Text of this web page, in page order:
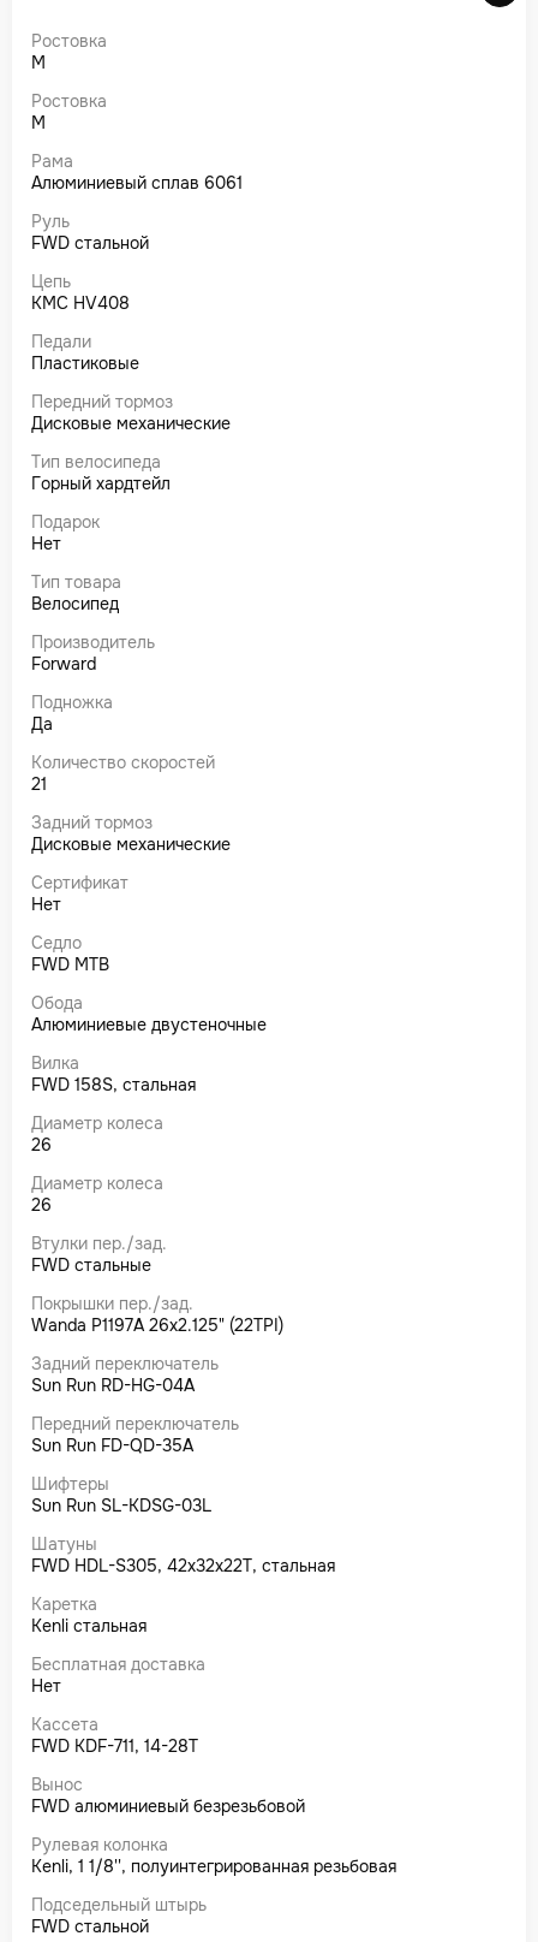
Ростовка
M
Ростовка
M
Рама
Алюминиевый сплав 6061
Руль
FWD стальной
Цепь
KMC HV408
Педали
Пластиковые
Передний тормоз
Дисковые механические
Тип велосипеда
Горный хардтейл
Подарок
Нет
Тип товара
Велосипед
Производитель
Forward
Подножка
Да
Количество скоростей
21
Задний тормоз
Дисковые механические
Сертификат
Нет
Седло
FWD MTB
Обода
Алюминиевые двустеночные
Вилка
FWD 158S, стальная
Диаметр колеса
26
Диаметр колеса
26
Втулки пер./зад.
FWD стальные
Покрышки пер./зад.
Wanda P1197A 26x2.125" (22TPI)
Задний переключатель
Sun Run RD-HG-04A
Передний переключатель
Sun Run FD-QD-35A
Шифтеры
Sun Run SL-KDSG-03L
Шатуны
FWD HDL-S305, 42x32x22T, стальная
Каретка
Kenli стальная
Бесплатная доставка
Нет
Кассета
FWD KDF-711, 14-28T
Вынос
FWD алюминиевый безрезьбовой
Рулевая колонка
Kenli, 1 1/8'', полуинтегрированная резьбовая
Подседельный штырь
FWD стальной